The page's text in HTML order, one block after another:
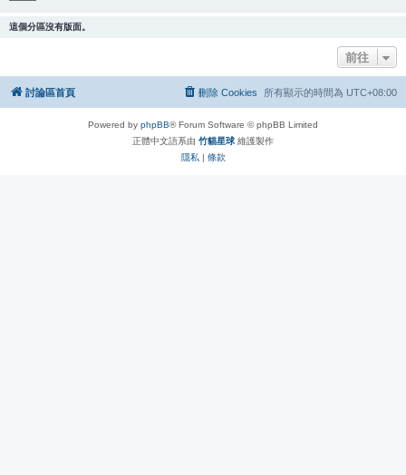
這個分區沒有版面。
前往
討論區首頁 所有顯示的時間為 UTC+08:00
刪除 Cookies
Powered by phpBB® Forum Software © phpBB Limited
正體中文語系由 竹貓星球 維護製作
隱私 | 條款